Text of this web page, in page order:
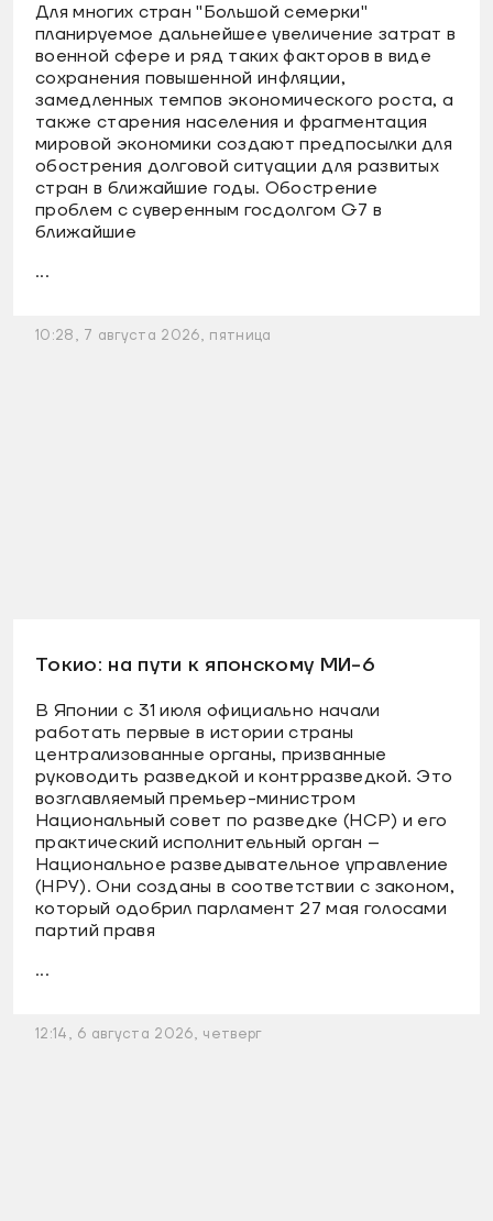
Для многих стран "Большой семерки"
планируемое дальнейшее увеличение затрат в
военной сфере и ряд таких факторов в виде
сохранения повышенной инфляции,
замедленных темпов экономического роста, а
также старения населения и фрагментация
мировой экономики создают предпосылки для
обострения долговой ситуации для развитых
стран в ближайшие годы. Обострение
проблем с суверенным госдолгом G7 в
ближайшие
...
10:28, 7 августа 2026, пятница
Токио: на пути к японскому МИ-6
В Японии с 31 июля официально начали
работать первые в истории страны
централизованные органы, призванные
руководить разведкой и контрразведкой. Это
возглавляемый премьер-министром
Национальный совет по разведке (НСР) и его
практический исполнительный орган –
Национальное разведывательное управление
(НРУ). Они созданы в соответствии с законом,
который одобрил парламент 27 мая голосами
партий правя
...
12:14, 6 августа 2026, четверг